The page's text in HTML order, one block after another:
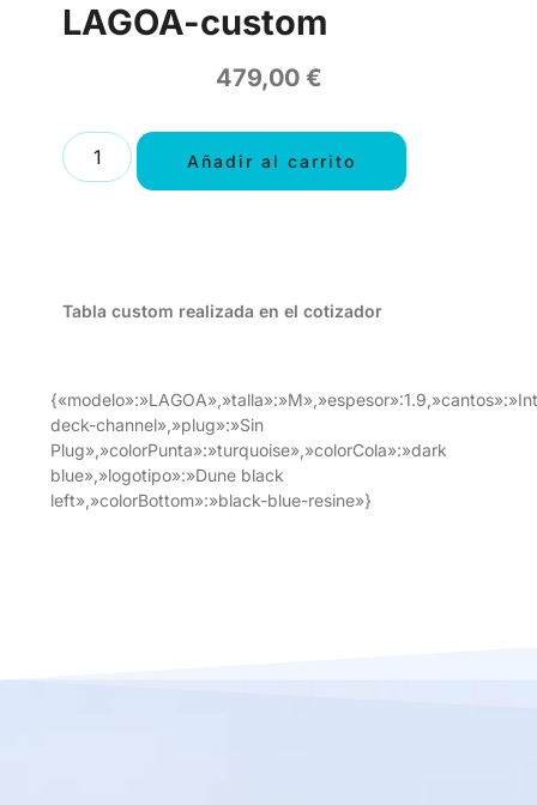
LAGOA-custom
479,00 €
Añadir al carrito
Tabla custom realizada en el cotizador
deck-channel»,»plug»:»Sin
Plug»,»colorPunta»:»turquoise»,»colorCola»:»dark
blue»,»logotipo»:»Dune black
left»,»colorBottom»:»black-blue-resine»}